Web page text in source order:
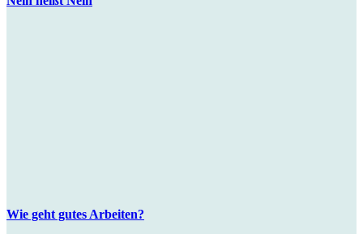
Wie geht gutes Arbeiten?